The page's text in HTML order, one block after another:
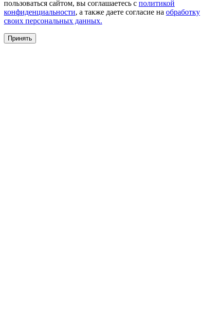
пользоваться сайтом, вы соглашаетесь с политикой
конфиденциальности, а также даете согласие на обработку
своих персональных данных.
Принять